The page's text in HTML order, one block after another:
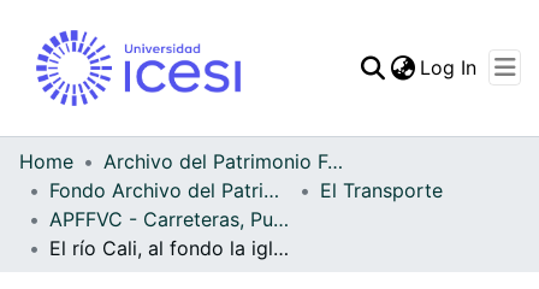
Statistics
Log In
Home
Archivo del Patrimonio Fotográfico y Fílmico del Valle del Cauca
Fondo Archivo del Patrimonio Fotográfico y Fílmico del Valle del Cauca
El Transporte
APFFVC - Carreteras, Puentes - Patrimonial
El río Cali, al fondo la iglesia la Ermita